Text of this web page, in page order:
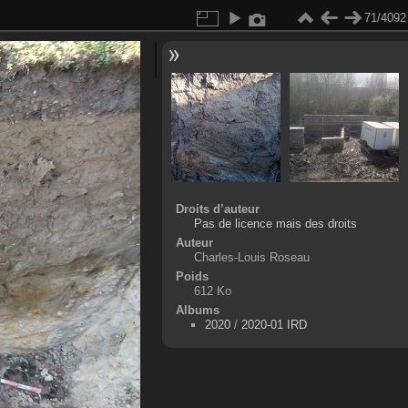
71/4092
Droits d’auteur
Pas de licence mais des droits
Auteur
Charles-Louis Roseau
Poids
612 Ko
Albums
2020 /2020-01 IRD